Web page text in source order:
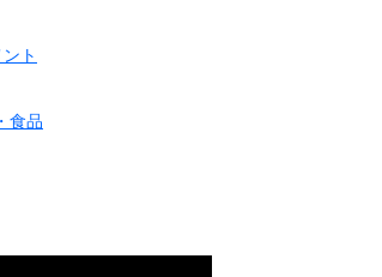
ト
食品